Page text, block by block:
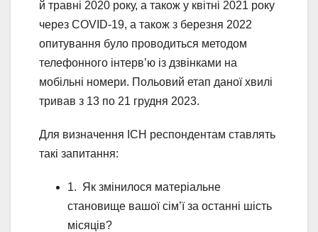
й травні 2020 року, а також у квітні 2021 року
через COVID-19, а також з березня 2022
опитування було проводиться методом
телефонного інтерв’ю із дзвінками на
мобільні номери. Польовий етап даної хвилі
тривав з 13 по 21 грудня 2023.
Для визначення ІСН респондентам ставлять
такі запитання:
1. Як змінилося матеріальне
становище вашої сім’ї за останні шість
місяців?